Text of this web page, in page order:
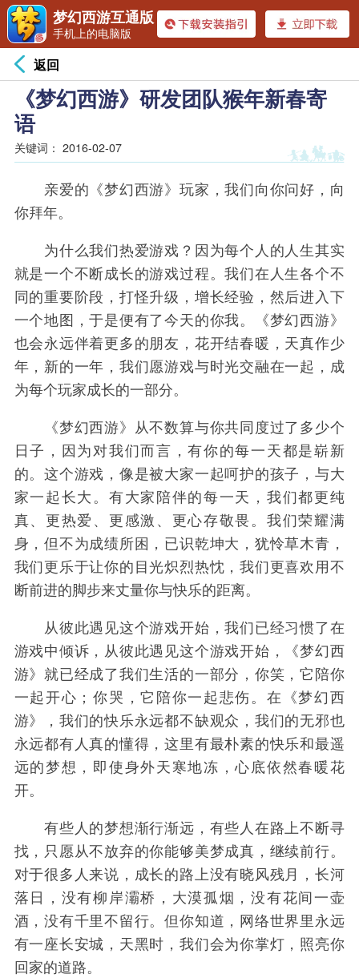
返回
《梦幻西游》研发团队猴年新春寄
语
关键词： 2016-02-07
亲爱的《梦幻西游》玩家，我们向你问好，向
你拜年。
为什么我们热爱游戏？因为每个人的人生其实
就是一个不断成长的游戏过程。我们在人生各个不
同的重要阶段，打怪升级，增长经验，然后进入下
一个地图，于是便有了今天的你我。《梦幻西游》
也会永远伴着更多的朋友，花开结春暖，天真作少
年，新的一年，我们愿游戏与时光交融在一起，成
为每个玩家成长的一部分。
《梦幻西游》从不数算与你共同度过了多少个
日子，因为对我们而言，有你的每一天都是崭新
的。这个游戏，像是被大家一起呵护的孩子，与大
家一起长大。有大家陪伴的每一天，我们都更纯
真、更热爱、更感激、更心存敬畏。我们荣耀满
身，但不为成绩所困，已识乾坤大，犹怜草木青，
我们更乐于让你的目光炽烈热忱，我们更喜欢用不
断前进的脚步来丈量你与快乐的距离。
从彼此遇见这个游戏开始，我们已经习惯了在
游戏中倾诉，从彼此遇见这个游戏开始，《梦幻西
游》就已经成了我们生活的一部分，你笑，它陪你
一起开心；你哭，它陪你一起悲伤。在《梦幻西
游》，我们的快乐永远都不缺观众，我们的无邪也
永远都有人真的懂得，这里有最朴素的快乐和最遥
远的梦想，即使身外天寒地冻，心底依然春暖花
开。
有些人的梦想渐行渐远，有些人在路上不断寻
找，只愿从不放弃的你能够美梦成真，继续前行。
对于很多人来说，成长的路上没有晓风残月，长河
落日，没有柳岸灞桥，大漠孤烟，没有花间一壶
酒，没有千里不留行。但你知道，网络世界里永远
有一座长安城，天黑时，我们会为你掌灯，照亮你
回家的道路。
梦幻西游互通版
手机上的电脑版